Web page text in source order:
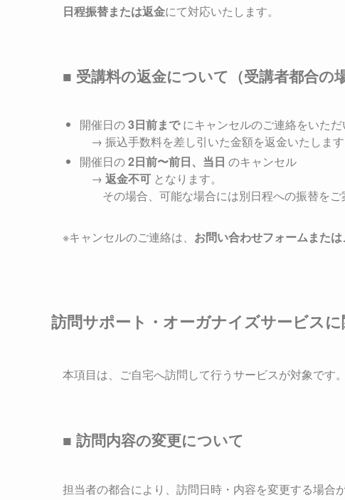
日程振替または返金にて対応いたします。
■ 受講料の返金について（受講者都合の
開催日の3日前までにキャンセルのご連絡をいただ
→ 振込手数料を差し引いた金額を返金いたします
開催日の2日前〜前日、当日 のキャンセル
→ 返金不可 となります。
その場合、可能な場合には別日程への振替をご
※キャンセルのご連絡は、 お問い合わせフォームまた
訪問サポート・オーガナイズサービス
本項目は、ご自宅へ訪問して行うサービスが対象です。
■ 訪問内容の変更について
担当者の都合により、訪問日時・内容を変更する場合が